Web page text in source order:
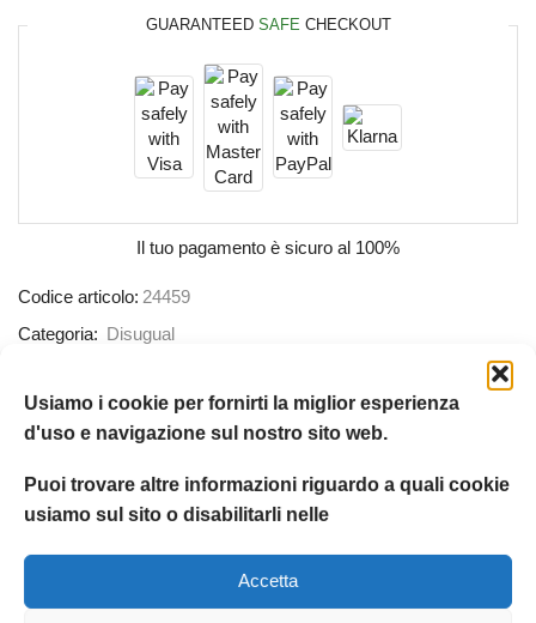
Usiamo i cookie per fornirti la miglior esperienza
d'uso e navigazione sul nostro sito web.
Puoi trovare altre informazioni riguardo a quali cookie
usiamo sul sito o disabilitarli nelle
Accetta
GUARANTEED SAFE CHECKOUT
Il tuo pagamento è sicuro al 100%
Codice articolo: 24459
Categoria:
Disugual
Condividere: